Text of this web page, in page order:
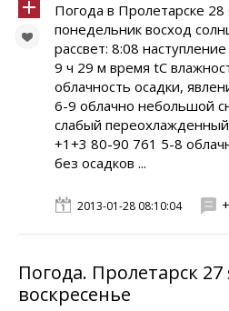
Погода в Пролетарске 28
понедельник восход
рассвет: 8:08
9 ч 29 м время tC
облачность осадки,
6-9 облачно небольшой
слабый
+1+3 80-90 761 5-8
без осадков ...
2013-01-28 08:10:04
Погода. Пролетарск 27
воскресенье